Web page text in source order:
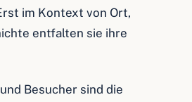
im Kontext von Ort,
entfalten sie ihre
Besucher sind die